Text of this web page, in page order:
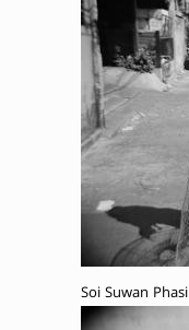
Soi Suwan Phasi